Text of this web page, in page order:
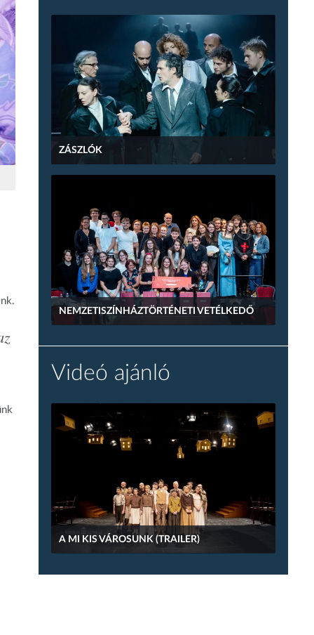
ZÁSZLÓK
NEMZETISZÍNHÁZTÖRTÉNETI VETÉLKEDŐ
Videó ajánló
A MI KIS VÁROSUNK (TRAILER)